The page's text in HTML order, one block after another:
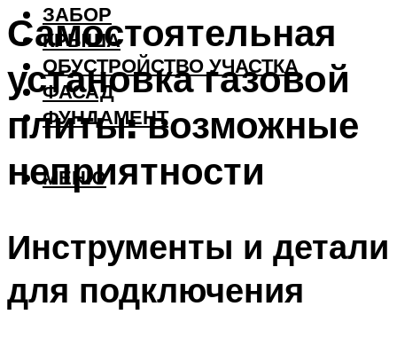
ЗАБОР
КРЫША
ОБУСТРОЙСТВО УЧАСТКА
ФАСАД
ФУНДАМЕНТ
МЕНЮ
Самостоятельная
установка газовой
плиты: возможные
неприятности
Инструменты и детали
для подключения